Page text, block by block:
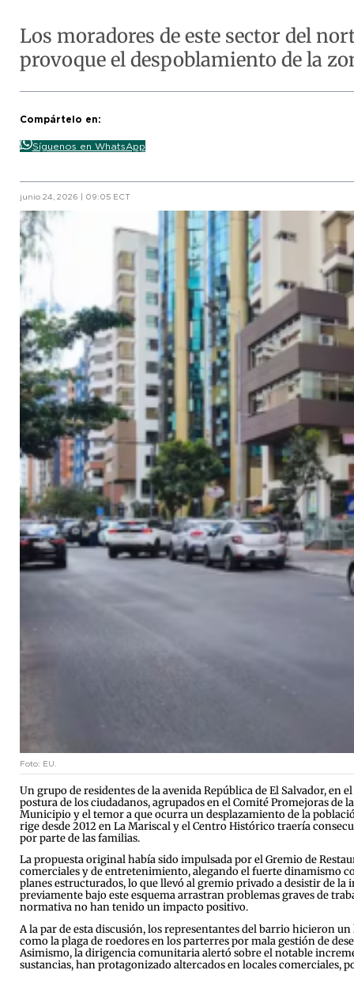
Los moradores de este sector del
provoque el despoblamiento de la
Compártelo en:
Síguenos en WhatsApp
junio 24, 2026 | 09:05 ECT
Foto: EU.
Un grupo de residentes de la avenida República de El Salvador,
postura de los ciudadanos, agrupados en el Comité Promejoras
Municipio y el temor a que ocurra un desplazamiento de la
rige desde 2012 en La Mariscal y el Centro Histórico traería
por parte de las familias.
La propuesta original había sido impulsada por el Gremio de
comerciales y de entretenimiento, alegando el fuerte dinamismo
planes estructurados, lo que llevó al gremio privado a desistir de
previamente bajo este esquema arrastran problemas graves de
normativa no han tenido un impacto positivo.
A la par de esta discusión, los representantes del barrio hicieron
como la plaga de roedores en los parterres por mala gestión de
Asimismo, la dirigencia comunitaria alertó sobre el notable
sustancias, han protagonizado altercados en locales comerciales,